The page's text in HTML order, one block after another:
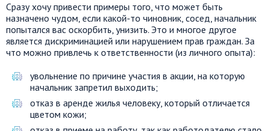
Сразу хочу привести примеры того, что может быть
назначено чудом, если какой-то чиновник, сосед, начальник
попытался вас оскорбить, унизить. Это и многое другое
является дискриминацией или нарушением прав граждан. За
что можно привлечь к ответственности (из личного опыта):
увольнение по причине участия в акции, на которую
начальник запретил выходить;
отказ в аренде жилья человеку, который отличается
цветом кожи;